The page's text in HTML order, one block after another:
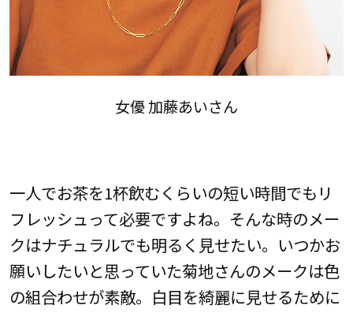
女優 加藤あいさん
一人でお茶を1杯飲むくらいの短い時間でもリ
フレッシュって必要ですよね。そんな時のメー
クはナチュラルでも明るく見せたい。いつかお
願いしたいと思っていた菊地さんのメークは色
の組合わせが素敵。白目を綺麗に見せるために